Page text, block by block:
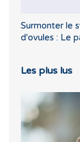
Surmonter le
d'ovules : Le
Les plus lus